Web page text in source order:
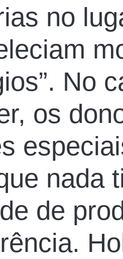
no
No
os
nada
de